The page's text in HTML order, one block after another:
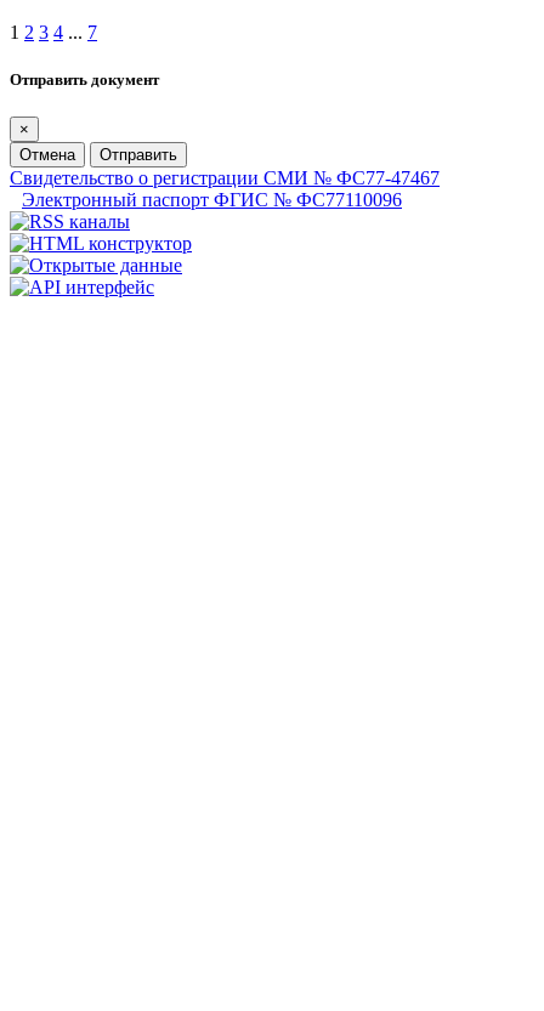
1 2 3 4 ... 7
Отправить документ
×
Отмена
Отправить
Свидетельство о регистрации СМИ № ФС77-47467
Электронный паспорт ФГИС № ФС77110096